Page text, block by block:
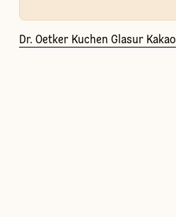
Dr. Oetker Kuchen Glasur Kakao